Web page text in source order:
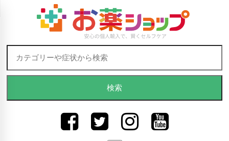
Skip to content
検索: